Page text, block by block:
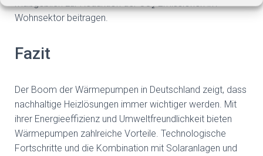
Wohnsektor beitragen.
Fazit
Der Boom der Wärmepumpen in Deutschland zeigt, dass
nachhaltige Heizlösungen immer wichtiger werden. Mit
ihrer Energieeffizienz und Umweltfreundlichkeit bieten
Wärmepumpen zahlreiche Vorteile. Technologische
Fortschritte und die Kombination mit Solaranlagen und